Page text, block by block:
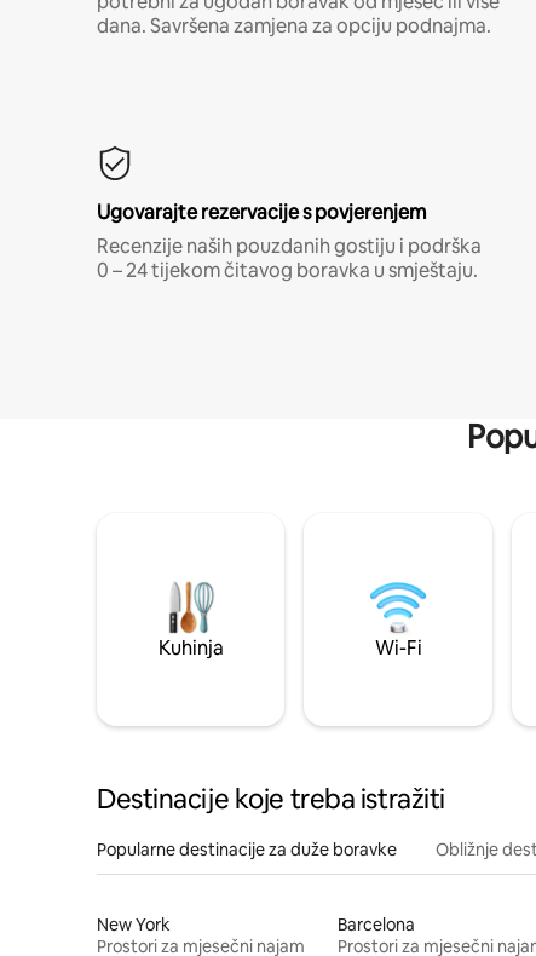
dana. Savršena zamjena za opciju podnajma.
Ugovarajte rezervacije s povjerenjem
Recenzije naših pouzdanih gostiju i podrška
0 – 24 tijekom čitavog boravka u smještaju.
Kuhinja Wi-Fi
Destinacije koje treba istražiti
Popularne destinacije za duže boravke Obližnje
New York
Prostori za mjesečni najam
Barcelona
Prostori za mjesečni